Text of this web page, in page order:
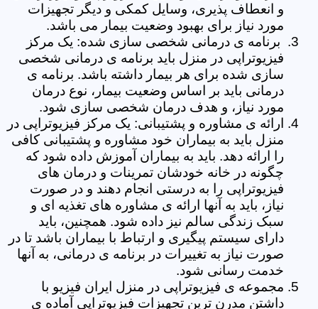
و انعطاف پذیری، وسایل کمکی و دیگر تجهیزات
مورد نیاز برای بهبود وضعیت بیمار می باشد.
برنامه ی درمانی شخصی سازی شده: یک مرکز
فیزیوتراپی در منزل باید برنامه ی درمانی شخصی
سازی شده برای هر بیمار داشته باشد. برنامه ی
درمانی باید بر اساس وضعیت بیمار، نوع درمان
مورد نیاز، و هدف درمان شخصی سازی شود.
ارائه ی مشاوره و پشتیبانی: یک مرکز فیزیوتراپی در
منزل باید به بیماران خود مشاوره و پشتیبانی کافی
را ارائه دهد. باید به بیماران آموزش داده شود که
چگونه در خانه خودشان تمرینات و درمان های
فیزیوتراپی را به درستی انجام دهند و در صورت
نیاز، باید به آنها ارائه ی مشاوره های تغذیه ای و
سبک زندگی سالم نیز داده شود. همچنین، باید
دارای سیستم پیگیری و ارتباط با بیماران باشد تا در
صورت نیاز به تغییرات در برنامه ی درمانی، به آنها
خدمت رسانی شود.
مجموعه ی فیزیوتراپی در منزل ایران فیزیو با
داشتن مدرن ترین تجهیزات فیزیوتراپی آماده ی